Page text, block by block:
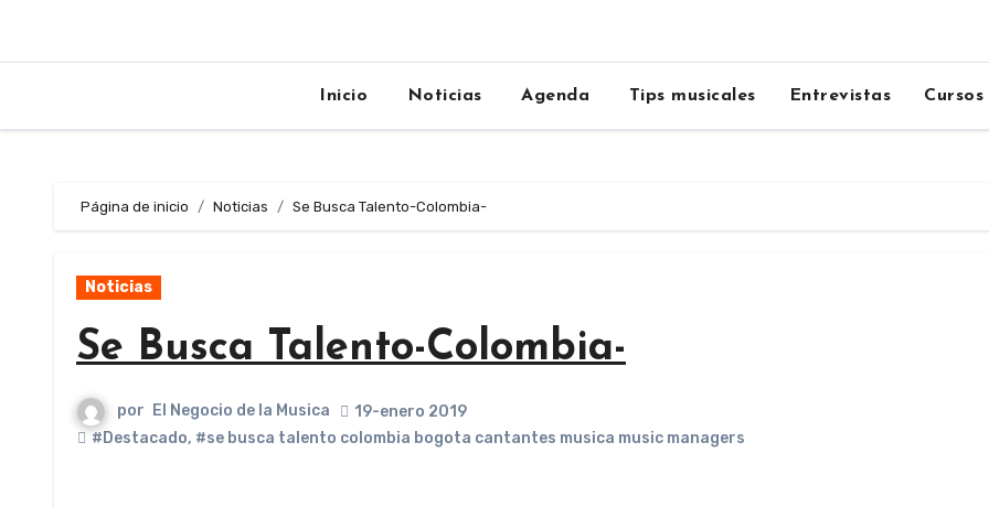
Inicio Noticias Agenda Tips musicales Entrevistas
Página de inicio Noticias Se Busca Talento-Colombia-
Noticias
Se Busca Talento-Colombia-
por El Negocio de la Musica
19-enero 2019
#Destacado, #se busca talento colombia bogota cantantes musica music managers